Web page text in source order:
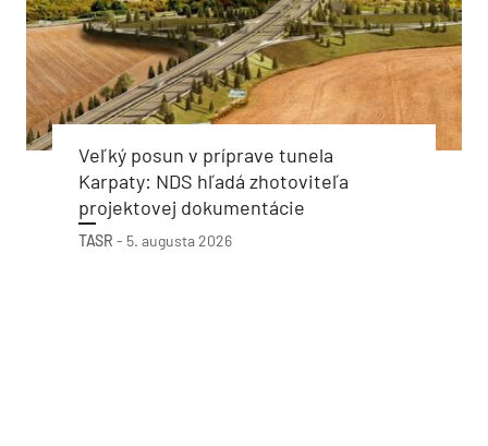
Veľký posun v príprave tunela
Karpaty: NDS hľadá zhotoviteľa
projektovej dokumentácie
TASR - 5. augusta 2026